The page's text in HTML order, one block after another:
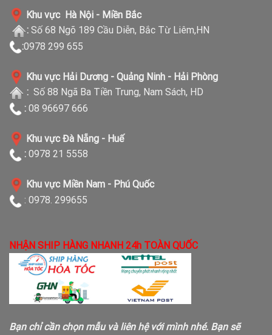
Khu vực Hà Nội - Miền Bắc
: Số 68 Ngõ 189 Cầu Diễn, Bắc Từ Liêm,HN
:0978 299 655
Khu vực Hải Dương - Quảng Ninh - Hải Phòng
: Số 88 Ngã Ba Tiền Trung, Nam Sách, HD
: 08 96697 666
Khu vực Đà Nẵng - Huế
: 0978 21 5558
Khu vực Miền Nam - Phú Quốc
: 0978. 299655
NHẬN SHIP HÀNG NHANH 24h TOÀN QUỐC
Bạn chỉ cần chọn mẫu và liên hệ với mình nhé. Bạn sẽ